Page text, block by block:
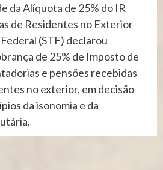
da Alíquota de 25% do IR
de Residentes no Exterior
(STF) declarou
de 25% de Imposto de
e pensões recebidas
no exterior, em decisão
da isonomia e da